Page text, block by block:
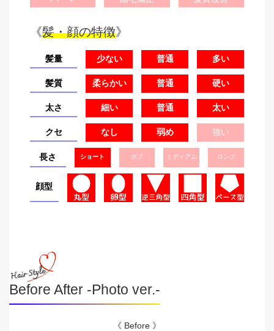
《髪・顔の特徴》
髪量 少ない 普通 多い
髪質 柔らかい 普通 硬い
太さ 細い 普通 太い
クセ なし 弱め 強い
長さ ショート ボブ ミディアム ロング
顔型
Before After -Photo ver.-
《 Before 》